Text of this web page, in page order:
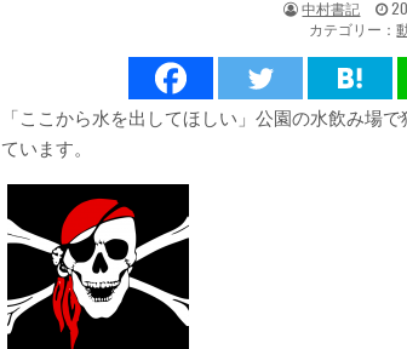
著
者:
中村書記
掲
載
カテゴリー：
「ここから水を出してほしい」公園の水飲み場
ています。